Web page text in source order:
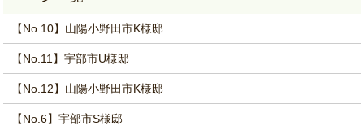
【No.10】山陽小野田市K様邸
【No.11】宇部市U様邸
【No.12】山陽小野田市K様邸
【No.6】宇部市S様邸